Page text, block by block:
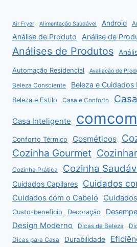
Air Fryer Alimentação Saudável Android
Análise de Produto
Análise de
Análises de Produtos
Automação Residencial Avaliação de
Beleza Consciente Beleza e Cuidados
Beleza e Estilo Casa e Conforto
Casa Inteligente
Conforto Térmico Cosméticos
Cozinha Gourmet
Cozinha Prática Cozinha
Cuidados Capilares Cuidados
Cuidados com o Cabelo
Custo-benefício Decoração
Design Moderno Dicas de Beleza
Dicas para Casa
Durabilidade